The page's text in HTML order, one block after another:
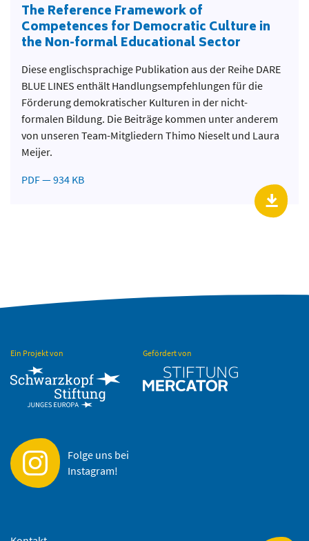
The Reference Framework of
Competences for Democratic Culture in
the Non-formal Educational Sector
Diese englischsprachige Publikation aus der Reihe DARE
BLUE LINES enthält Handlungsempfehlungen für die
Förderung demokratischer Kulturen in der nicht-
formalen Bildung. Die Beiträge kommen unter anderem
von unseren Team-Mitgliedern Thimo Nieselt und Laura
Meijer.
PDF — 934 KB
Ein Projekt von Gefördert von
Folge uns bei
Instagram!